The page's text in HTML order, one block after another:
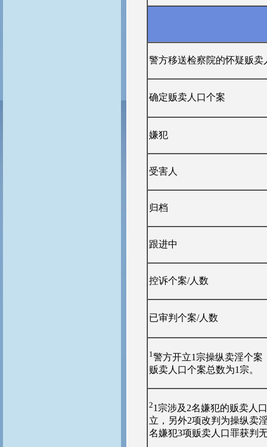
警方移送检察院的怀疑贩卖
确定贩卖人口个案
嫌犯
受害人
归档
跟进中
控诉个案/人数
已审判个案/人数
1警方开立1宗操纵卖淫个案
贩卖人口个案总数为1宗。
21宗涉及2名嫌犯的贩卖人
立，另外2项改判为操纵卖
名嫌犯3项贩卖人口罪获判